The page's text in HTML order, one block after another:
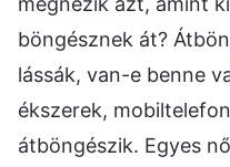
böngésznek át?
lássák, van-e benne
ékszerek,
átböngészik. Egyes